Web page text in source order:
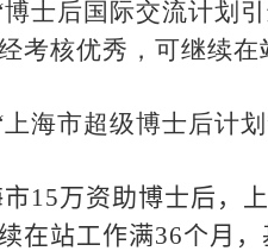
博士后国际交流计划
考核优秀，可继续在
上海市超级博士后计
15万资助博士后，
在站工作满36个月